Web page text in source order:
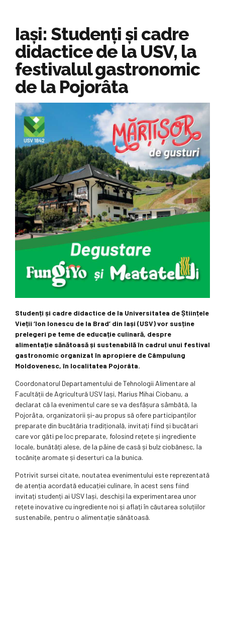
Iași: Studenți și cadre
didactice de la USV, la
festivalul gastronomic
de la Pojorâta
Studenți și cadre didactice de la Universitatea de Științele
Vieții ‘Ion Ionescu de la Brad’ din Iași (USV) vor susține
prelegeri pe teme de educație culinară, despre
alimentație sănătoasă și sustenabilă în cadrul unui festival
gastronomic organizat în apropiere de Câmpulung
Moldovenesc, în localitatea Pojorâta.
Coordonatorul Departamentului de Tehnologii Alimentare al
Facultății de Agricultură USV Iași, Marius Mihai Ciobanu, a
declarat că la evenimentul care se va desfășura sâmbătă, la
Pojorâta, organizatorii și-au propus să ofere participanților
preparate din bucătăria tradițională, invitați fiind și bucătari
care vor găti pe loc preparate, folosind rețete și ingrediente
locale, bunătăți alese, de la pâine de casă și bulz ciobănesc, la
tocănițe aromate și deserturi ca la bunica.
Potrivit sursei citate, noutatea evenimentului este reprezentată
de atenția acordată educației culinare, în acest sens fiind
invitați studenți ai USV Iași, deschiși la experimentarea unor
rețete inovative cu ingrediente noi și aflați în căutarea soluțiilor
sustenabile, pentru o alimentație sănătoasă.